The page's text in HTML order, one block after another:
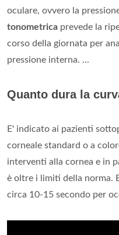
oculare, ovvero la
tonometrica prevede la
corso della giornata per
pressione interna. ...
Quanto dura la
E' indicato ai pazienti
corneale standard o a
interventi alla cornea e in
è oltre i limiti della norma.
circa 10-15 secondo per